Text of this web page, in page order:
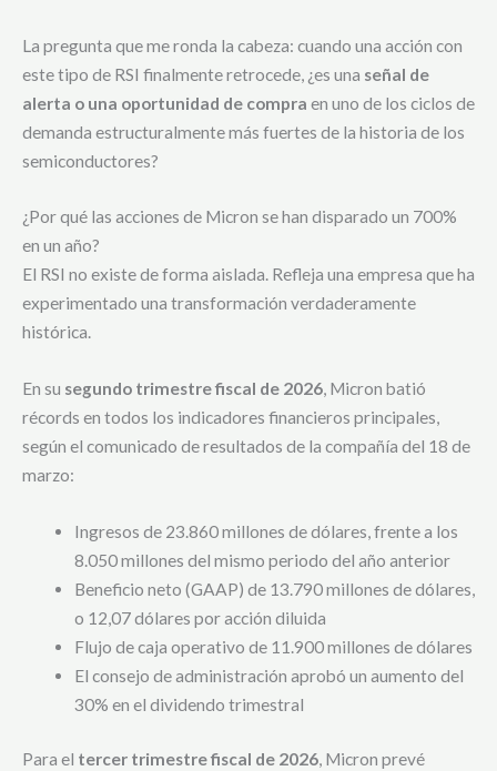
La pregunta que me ronda la cabeza: cuando una acción con
este tipo de RSI finalmente retrocede, ¿es una señal de
alerta o una oportunidad de compra en uno de los ciclos de
demanda estructuralmente más fuertes de la historia de los
semiconductores?
¿Por qué las acciones de Micron se han disparado un 700%
en un año?
El RSI no existe de forma aislada. Refleja una empresa que ha
experimentado una transformación verdaderamente
histórica.
En su segundo trimestre fiscal de 2026, Micron batió
récords en todos los indicadores financieros principales,
según el comunicado de resultados de la compañía del 18 de
marzo:
Ingresos de 23.860 millones de dólares, frente a los
8.050 millones del mismo periodo del año anterior
Beneficio neto (GAAP) de 13.790 millones de dólares,
o 12,07 dólares por acción diluida
Flujo de caja operativo de 11.900 millones de dólares
El consejo de administración aprobó un aumento del
30% en el dividendo trimestral
Para el tercer trimestre fiscal de 2026, Micron prevé